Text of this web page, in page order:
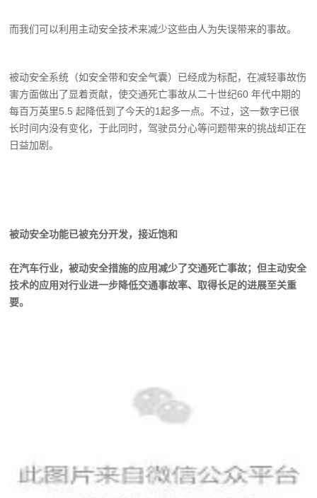
而我们可以利用主动安全技术来减少这些由人为失误带来的事故。
被动安全系统（如安全带和安全气囊）已经成为标配，在减轻事故伤
害方面做出了显着贡献，使交通死亡事故从二十世纪60 年代中期的
每百万英里5.5 起降低到了今天的1起多一点。不过，这一数字已很
长时间内没有变化，于此同时，驾驶员分心等问题带来的挑战却正在
日益加剧。
被动安全功能已被充分开发，接近饱和
在汽车行业，被动安全措施的应用减少了交通死亡事故；但主动安全
技术的应用对行业进一步降低交通事故率、取得长足的进展至关重
要。